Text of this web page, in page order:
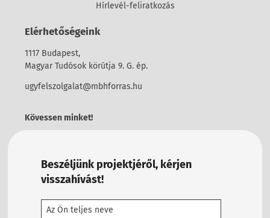
Hírlevél-feliratkozás
Elérhetőségeink
1117 Budapest,
Magyar Tudósok körútja 9. G. ép.
ugyfelszolgalat@mbhforras.hu
Kövessen minket!
Beszéljünk projektjéről, kérjen
visszahívást!